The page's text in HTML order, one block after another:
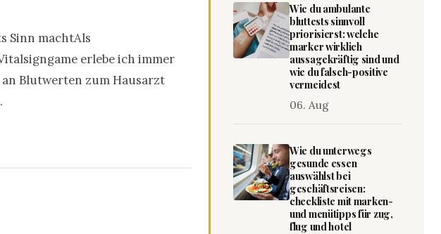
Sinn machtAls
erlebe ich immer
Blutwerten zum Hausarzt
Wie du ambulante
bluttests sinnvoll
priorisierst: welche
marker wirklich
aussagekräftig sind und
wie du falsch-positive
vermeidest
06. Aug
Wie du unterwegs
gesunde essen
auswählst bei
geschäftsreisen:
checkliste mit marken-
und menütipps für zug,
flug und hotel